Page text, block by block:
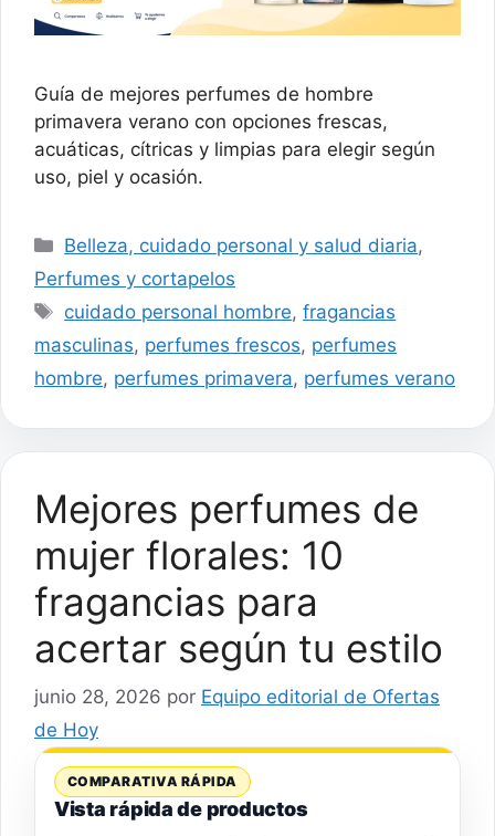
Guía de mejores perfumes de hombre
primavera verano con opciones frescas,
acuáticas, cítricas y limpias para elegir según
uso, piel y ocasión.
Categorías
Belleza, cuidado personal y salud diaria,
Perfumes y cortapelos
Etiquetas
cuidado personal hombre,fragancias
masculinas, perfumes frescos, perfumes
hombre, perfumes primavera, perfumes verano
Mejores perfumes de
mujer florales: 10
fragancias para
acertar según tu estilo
junio 28, 2026 por Equipo editorial de Ofertas
de Hoy
COMPARATIVA RÁPIDA
Vista rápida de productos